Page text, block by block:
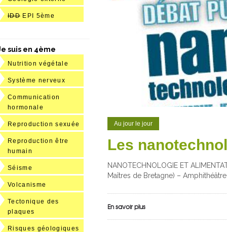
Au jour le jour
Les
NANOTECHNOLOGIE ET
Maîtres de Bretagne) –
En savoir plus
IDD EPI 5ème
suis en 4ème
Nutrition végétale
Système nerveux
Communication
hormonale
Reproduction sexuée
Reproduction être
humain
Séisme
Volcanisme
Tectonique des
plaques
Risques géologiques